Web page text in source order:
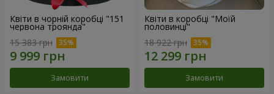
Квіти в чорній коробці "151
червона троянда"
15 383 грн
Замовити
Квіти в коробці "Моїй
половинці"
18 922 грн
Замовити